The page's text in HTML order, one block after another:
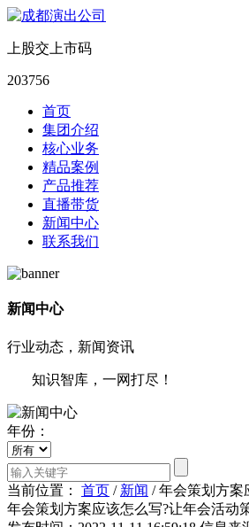
上股交上市码
203756
首页
集团介绍
核心业务
精品案例
产品推荐
直播带货
新闻中心
联系我们
新闻中心
行业动态，新闻资讯
知识智库，一网打尽！
年份：
当前位置： 首页 / 新闻 /年会策划方案
年会策划方案应该怎么写?让年会活动